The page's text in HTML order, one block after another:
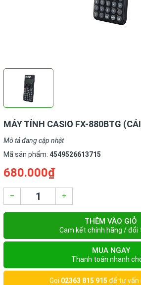
MÁY TÍNH CASIO FX-880BTG
Mô tả đang cập nhật
Mã sản phẩm: 4549526613715
680.000₫
– +
THÊM VÀO GIỎ
Cam kết chính hãng / đổi
MUA NGAY
Thanh toán nhanh
Gọi 02363 815 915 để tư vấn